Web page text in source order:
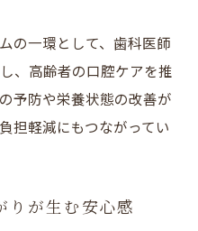
の一環として、歯科医師
、高齢者の口腔ケアを推
予防や栄養状態の改善が
担軽減にもつながってい
りが生む安心感